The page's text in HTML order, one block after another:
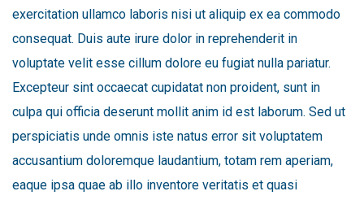
exercitation ullamco laboris nisi ut aliquip ex ea commodo
consequat. Duis aute irure dolor in reprehenderit in
voluptate velit esse cillum dolore eu fugiat nulla pariatur.
Excepteur sint occaecat cupidatat non proident, sunt in
culpa qui officia deserunt mollit anim id est laborum. Sed ut
perspiciatis unde omnis iste natus error sit voluptatem
accusantium doloremque laudantium, totam rem aperiam,
eaque ipsa quae ab illo inventore veritatis et quasi